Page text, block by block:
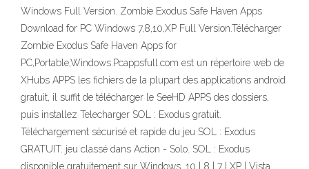
Windows Full Version. Zombie Exodus Safe Haven Apps
Download for PC Windows 7,8,10,XP Full Version.Télécharger
Zombie Exodus Safe Haven Apps for
PC,Portable,Windows.Pcappsfull.com est un répertoire web de
XHubs APPS les fichiers de la plupart des applications android
gratuit, il suffit de télécharger le SeeHD APPS des dossiers,
puis installez Telecharger SOL : Exodus gratuit.
Téléchargement sécurisé et rapide du jeu SOL : Exodus
GRATUIT. jeu classé dans Action - Solo. SOL : Exodus
disponible gratuitement sur Windows. 10 | 8 | 7 | XP | Vista